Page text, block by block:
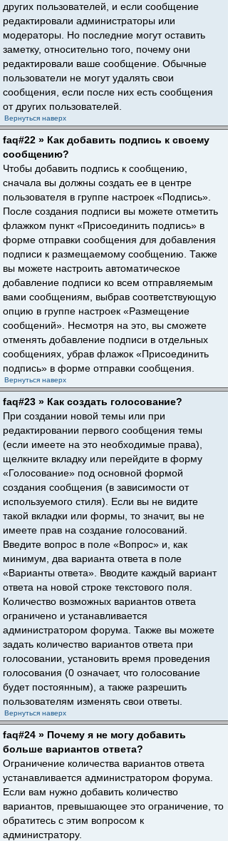
других пользователей, и если сообщение
редактировали администраторы или
модераторы. Но последние могут оставить
заметку, относительно того, почему они
редактировали ваше сообщение. Обычные
пользователи не могут удалять свои
сообщения, если после них есть сообщения
от других пользователей.
Вернуться наверх
faq#22 » Как добавить подпись к своему
сообщению?
Чтобы добавить подпись к сообщению,
сначала вы должны создать ее в центре
пользователя в группе настроек «Подпись».
После создания подписи вы можете отметить
флажком пункт «Присоединить подпись» в
форме отправки сообщения для добавления
подписи к размещаемому сообщению. Также
вы можете настроить автоматическое
добавление подписи ко всем отправляемым
вами сообщениям, выбрав соответствующую
опцию в группе настроек «Размещение
сообщений». Несмотря на это, вы сможете
отменять добавление подписи в отдельных
сообщениях, убрав флажок «Присоединить
подпись» в форме отправки сообщения.
Вернуться наверх
faq#23 » Как создать голосование?
При создании новой темы или при
редактировании первого сообщения темы
(если имеете на это необходимые права),
щелкните вкладку или перейдите в форму
«Голосование» под основной формой
создания сообщения (в зависимости от
используемого стиля). Если вы не видите
такой вкладки или формы, то значит, вы не
имеете прав на создание голосований.
Введите вопрос в поле «Вопрос» и, как
минимум, два варианта ответа в поле
«Варианты ответа». Вводите каждый вариант
ответа на новой строке текстового поля.
Количество возможных вариантов ответа
ограничено и устанавливается
администратором форума. Также вы можете
задать количество вариантов ответа при
голосовании, установить время проведения
голосования (0 означает, что голосование
будет постоянным), а также разрешить
пользователям изменять свои ответы.
Вернуться наверх
faq#24 » Почему я не могу добавить
больше вариантов ответа?
Ограничение количества вариантов ответа
устанавливается администратором форума.
Если вам нужно добавить количество
вариантов, превышающее это ограничение, то
обратитесь с этим вопросом к
администратору.